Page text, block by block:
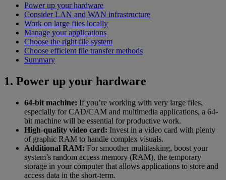
Power up your hardware
Consider LAN and WAN infrastructure
Work on large files locally
Manage your applications
Choose the right file system
Choose efficient file transfer methods
Summary
1. Power up your hardware
64-bit machine: If you’re working with very large files,
especially for CAD/CAM and multimedia applications, a 64-
bit machine will be essential for productive work.
High-quality video card: Invest in a video card with plenty
of graphic RAM to handle complex visuals.
Additional RAM: For smoother multitasking, boost your
system’s random access memory (RAM), the temporary
storage in your computer that allows applications to store and
access data in the short-term.